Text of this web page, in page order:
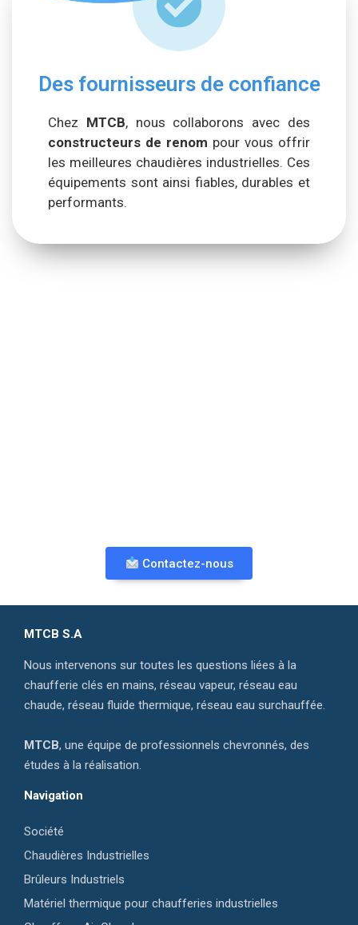
Des fournisseurs de confiance
Chez MTCB, nous collaborons avec des
constructeurs de renom pour vous offrir
les meilleures chaudières industrielles. Ces
équipements sont ainsi fiables, durables et
performants.
Contactez-nous
MTCB S.A
Nous intervenons sur toutes les questions liées à la
chaufferie clés en mains, réseau vapeur, réseau eau
chaude, réseau fluide thermique, réseau eau surchauffée.
MTCB, une équipe de professionnels chevronnés, des
études à la réalisation.
Navigation
Société
Chaudières Industrielles
Brûleurs Industriels
Matériel thermique pour chaufferies industrielles